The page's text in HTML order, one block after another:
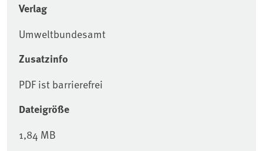
Verlag
Umweltbundesamt
Zusatzinfo
PDF ist barrierefrei
Dateigröße
1,84 MB